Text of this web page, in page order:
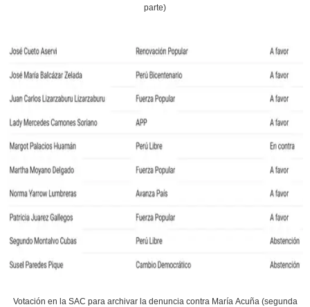
parte)
Votación en la SAC para archivar la denuncia contra María Acuña (segunda